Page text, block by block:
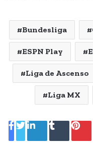
Bundesliga
ESPN Play
Liga de Ascenso
Liga MX
LinkedIn
Tumblr